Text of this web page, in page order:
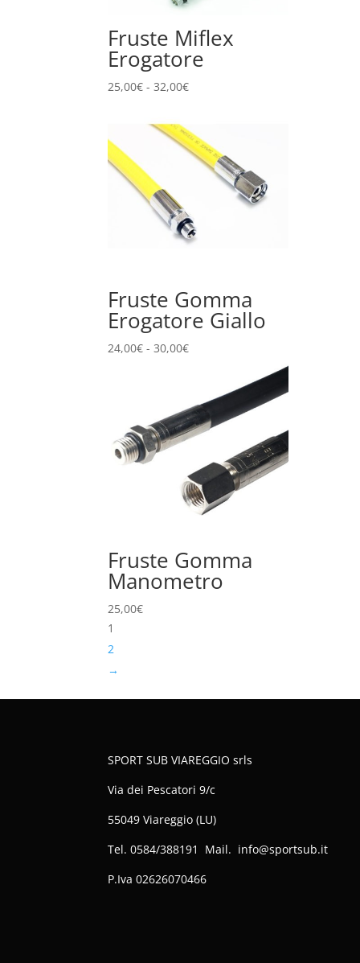
Fruste Miflex
Erogatore
25,00€ - 32,00€Fascia
da
25,00€
Fruste Gomma
Erogatore Giallo
24,00€ - 30,00€Fascia
da
24,00€
a
Fruste Gomma
Manometro
25,00€
1
2
→
SPORT SUB VIAREGGIO srls
Via dei Pescatori 9/c
55049 Viareggio (LU)
Tel. 0584/388191 Mail. info@sportsub.it
P.Iva02626070466